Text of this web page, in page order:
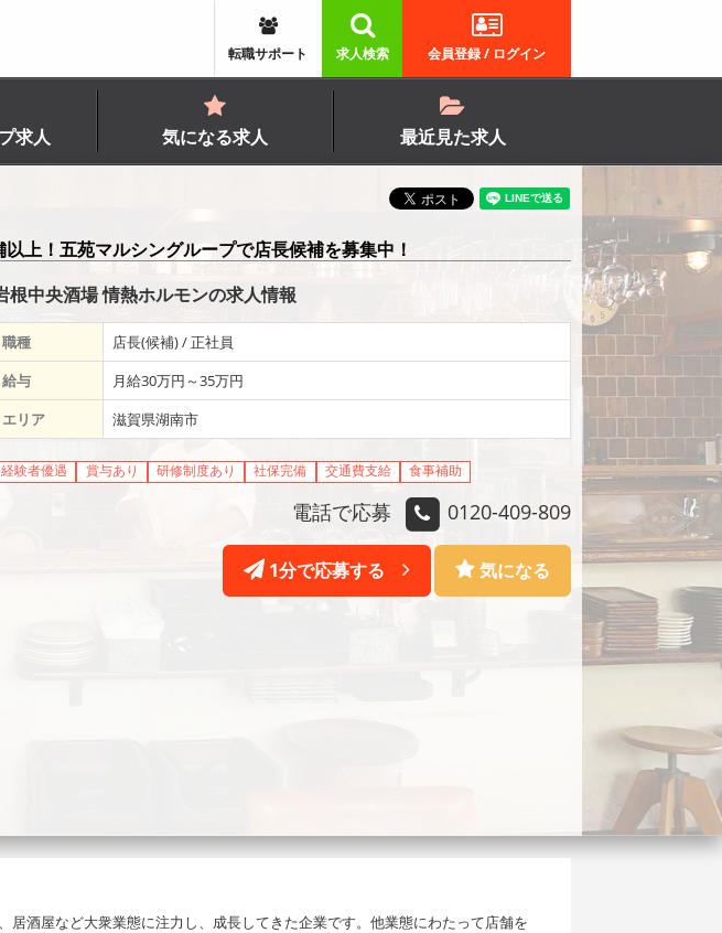
会員登録 / ログイン
求人検索
転職サポート
求人 気になる求人 最近見た求人
根中央酒場 情熱ホルモンの求人情報
上！五苑マルシングループで店長候補を募集中！
職種
店長(候補) / 正社員
給与
月給30万円～35万円
エリア
滋賀県湖南市
経験者優遇 賞与あり 研修制度あり 社保完備 交通費支給 食事補助
電話で応募 0120-409-809
1分で応募する 気になる
酒屋など大衆業態に注力し、成長してきた企業です。他業態にわたって店舗を